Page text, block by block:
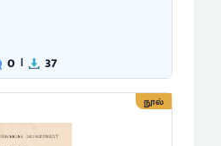
0 | 37
நூல்